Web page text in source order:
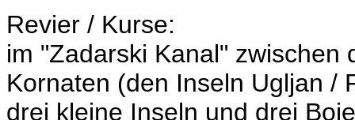
Revier / Kurse:
im "Zadarski Kanal"
Kornaten (den Inseln Ugljan /
drei kleine Inseln und drei